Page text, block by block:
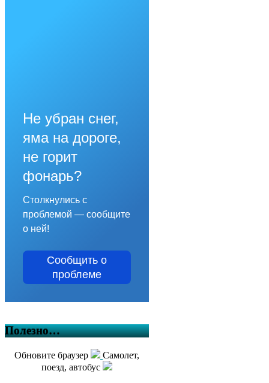
Не убран снег,
яма на дороге,
не горит
фонарь?
Столкнулись с
проблемой — сообщите
о ней!
Сообщить о
проблеме
Полезно…
Обновите браузер
Самолет,
поезд, автобус